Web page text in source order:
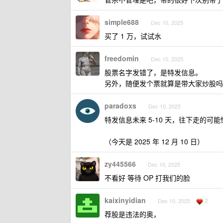
simple688 Dec 10, 2025
买了 1 万，试试水
freedomin Dec 10, 2025
股票名字发错了，是特发信息。
另外，随便发个票就算是带大家炒股吗
paradoxs Dec 10, 2025
特发信息未来 5-10 天，往下走的可能
（今天是 2025 年 12 月 10 日）
zy445566 Dec 10, 2025
不看好 等待 OP 打我们的脸
kaixinyidian Dec 10, 2025 2
荐股是违法的奥，